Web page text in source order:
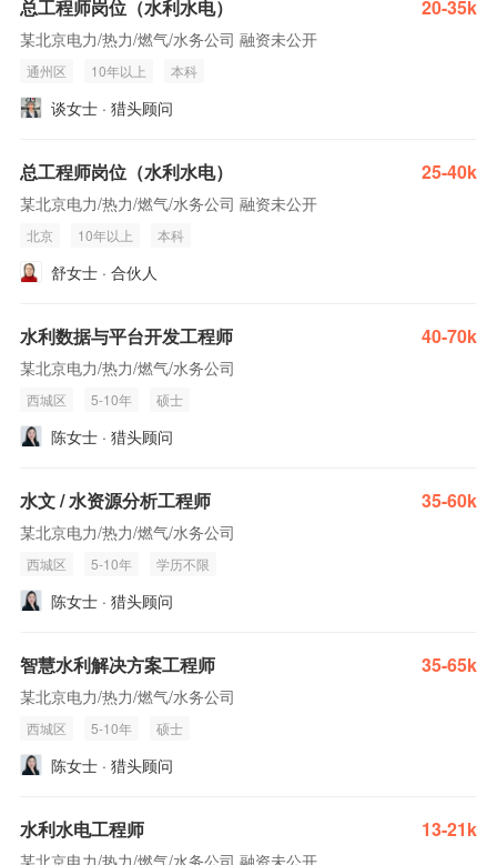
总工程师岗位（水利水电） 20-35k
某北京电力/热力/燃气/水务公司 融资未公开
通州区 10年以上 本科
谈女士 · 猎头顾问
总工程师岗位（水利水电） 25-40k
某北京电力/热力/燃气/水务公司 融资未公开
北京 10年以上 本科
舒女士 · 合伙人
水利数据与平台开发工程师 40-70k
某北京电力/热力/燃气/水务公司
西城区 5-10年 硕士
陈女士 · 猎头顾问
水文 / 水资源分析工程师 35-60k
某北京电力/热力/燃气/水务公司
西城区 5-10年 学历不限
陈女士 · 猎头顾问
智慧水利解决方案工程师 35-65k
某北京电力/热力/燃气/水务公司
西城区 5-10年 硕士
陈女士 · 猎头顾问
水利水电工程师 13-21k
某北京电力/热力/燃气/水务公司 融资未公开